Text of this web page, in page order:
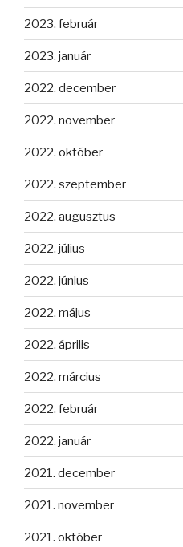
2023. február
2023. január
2022. december
2022. november
2022. október
2022. szeptember
2022. augusztus
2022. július
2022. június
2022. május
2022. április
2022. március
2022. február
2022. január
2021. december
2021. november
2021. október